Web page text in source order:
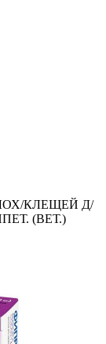
КЛЕЩЕЙ Д/
(ВЕТ.)